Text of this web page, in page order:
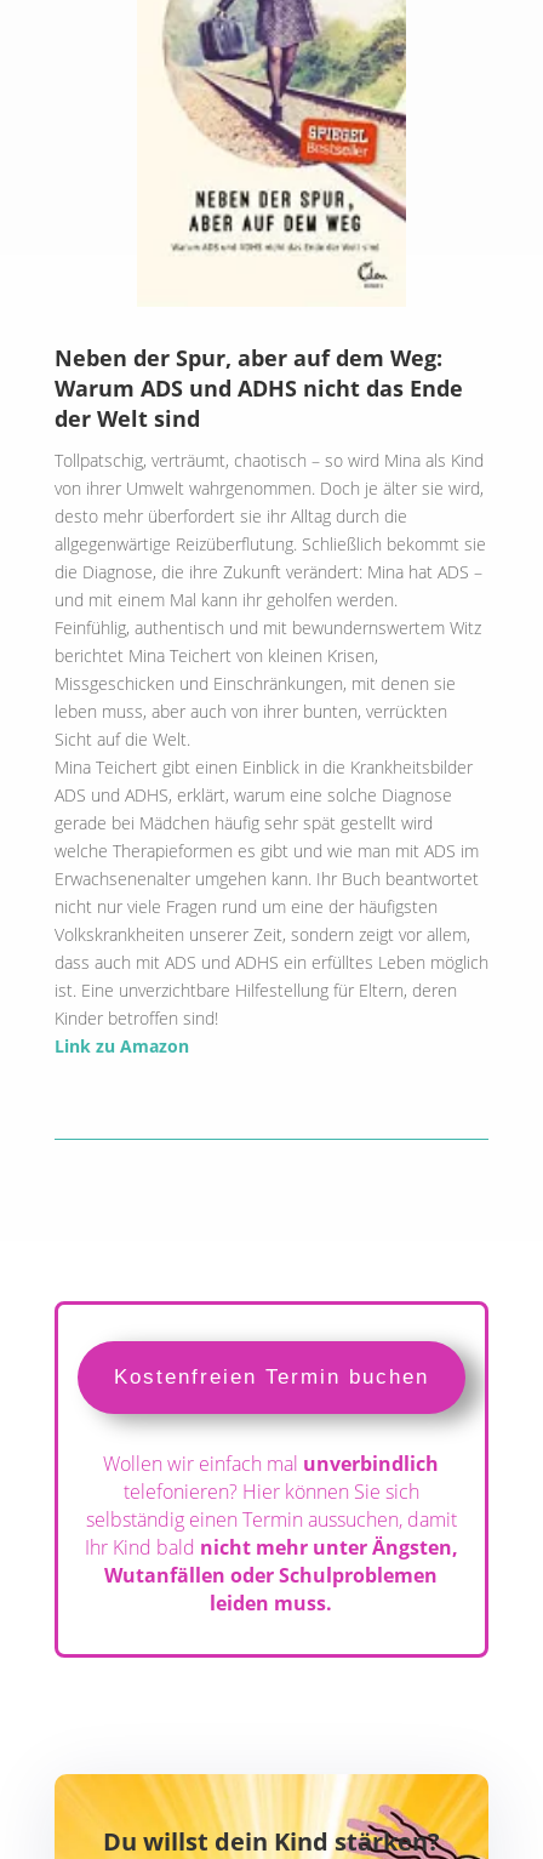
Neben der Spur, aber auf dem Weg:
Warum ADS und ADHS nicht das Ende
der Welt sind
Tollpatschig, verträumt, chaotisch – so wird Mina als Kind
von ihrer Umwelt wahrgenommen. Doch je älter sie wird,
desto mehr überfordert sie ihr Alltag durch die
allgegenwärtige Reizüberflutung. Schließlich bekommt sie
die Diagnose, die ihre Zukunft verändert: Mina hat ADS –
und mit einem Mal kann ihr geholfen werden.
Feinfühlig, authentisch und mit bewundernswertem Witz
berichtet Mina Teichert von kleinen Krisen,
Missgeschicken und Einschränkungen, mit denen sie
leben muss, aber auch von ihrer bunten, verrückten
Sicht auf die Welt.
Mina Teichert gibt einen Einblick in die Krankheitsbilder
ADS und ADHS, erklärt, warum eine solche Diagnose
gerade bei Mädchen häufig sehr spät gestellt wird
welche Therapieformen es gibt und wie man mit ADS im
Erwachsenenalter umgehen kann. Ihr Buch beantwortet
nicht nur viele Fragen rund um eine der häufigsten
Volkskrankheiten unserer Zeit, sondern zeigt vor allem,
dass auch mit ADS und ADHS ein erfülltes Leben möglich
ist. Eine unverzichtbare Hilfestellung für Eltern, deren
Kinder betroffen sind!
Link zu Amazon
Kostenfreien Termin buchen
Wollen wir einfach mal unverbindlich
telefonieren? Hier können Sie sich
selbständig einen Termin aussuchen, damit
Ihr Kind bald nicht mehr unter Ängsten,
Wutanfällen oder Schulproblemen
leiden muss.
Du willst dein Kind stärken?